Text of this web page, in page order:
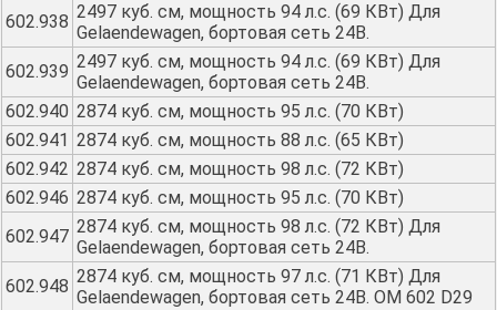
602.938 2497 куб. см, мощность 94 л.с. (69 КВт) Для
Gelaendewagen, бортовая сеть 24В.
602.939 2497 куб. см, мощность 94 л.с. (69 КВт) Для
Gelaendewagen, бортовая сеть 24В.
602.940 2874 куб. см, мощность 95 л.с. (70 КВт)
602.941 2874 куб. см, мощность 88 л.с. (65 КВт)
602.942 2874 куб. см, мощность 98 л.с. (72 КВт)
602.946 2874 куб. см, мощность 95 л.с. (70 КВт)
602.947 2874 куб. см, мощность 98 л.с. (72 КВт) Для
Gelaendewagen, бортовая сеть 24В.
602.948 2874 куб. см, мощность 97 л.с. (71 КВт) Для
Gelaendewagen, бортовая сеть 24В. OM 602 D29